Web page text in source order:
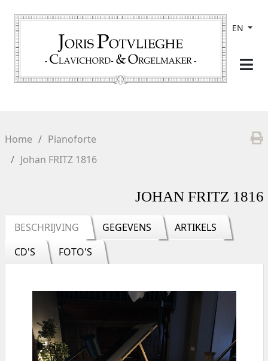
EN
Home
Pianoforte
Johan FRITZ 1816
JOHAN FRITZ 1816
BESCHRIJVING GEGEVENS
ARTIKELS
CD'S
FOTO'S